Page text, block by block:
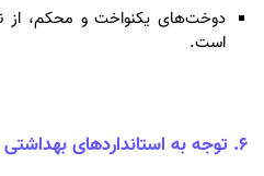
دوخت‌های یکنواخت و محکم، از
است.
۶. توجه به استانداردهای بهداشتی و تهویه پارچه